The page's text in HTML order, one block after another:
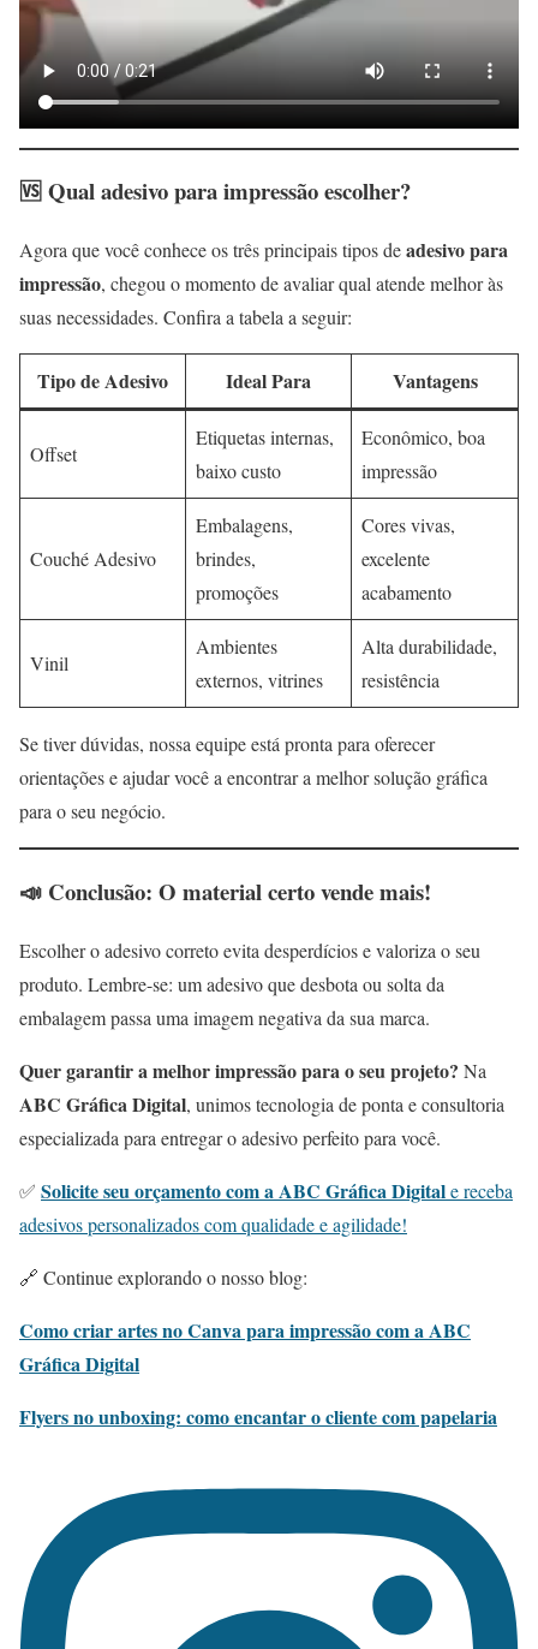
🆚 Qual adesivo para impressão escolher?
Agora que você conhece os três principais tipos deadesivo para
impressão, chegou o momento de avaliar qual atende melhor às
suas necessidades. Confira a tabela a seguir:
Tipo de Adesivo Ideal Para Vantagens
Offset
Etiquetas internas,
baixo custo
Econômico, boa
impressão
Couché Adesivo
Embalagens,
brindes,
promoções
Cores vivas,
excelente
acabamento
Vinil
Ambientes
externos, vitrines
Alta durabilidade,
resistência
Se tiver dúvidas, nossa equipe está pronta para oferecer
orientações e ajudar você a encontrar a melhor solução gráfica
para o seu negócio.
📣 Conclusão: O material certo vende mais!
Escolher o adesivo correto evita desperdícios e valoriza o seu
produto. Lembre-se: um adesivo que desbota ou solta da
embalagem passa uma imagem negativa da sua marca.
Quer garantir a melhor impressão para o seu projeto? Na
ABC Gráfica Digital, unimos tecnologia de ponta e consultoria
especializada para entregar o adesivo perfeito para você.
✅ Solicite seu orçamento com a ABC Gráfica Digitale receba
adesivos personalizados com qualidade e agilidade!
🔗 Continue explorando o nosso blog:
Como criar artes no Canva para impressão com a ABC
Gráfica Digital
Flyers no unboxing: como encantar o cliente com papelaria